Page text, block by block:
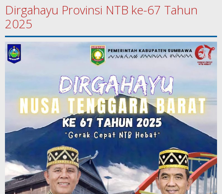
Dirgahayu Provinsi NTB ke-67 Tahun
2025